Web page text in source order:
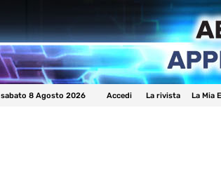
sabato 8 Agosto 2026 Accedi La rivista La Mia